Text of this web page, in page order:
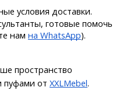
условия доставки.
готовые помочь
нам на WhatsApp).
пространство
пуфами от XXLMebel.